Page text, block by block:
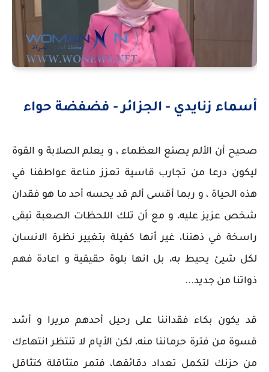
أسماء زنايدي - الجزائر - فضفضة حواء
صحيح أن الألم يصنع العظماء ، و يعلم الصلابة و القوة
ليكون درعا من تجارب قاسية تعزز مناعة عواطفنا في
هذه الحياة ، و ربما أقسى ألم قد يحسه أحد ما هو فقدان
شخص عزيز عليه، و مع أن تلك اللحظات الصعبة تبقى
راسخة في ذهننا، غير أنها كفيلة بتغيير نظرة الانسان
لكل شيئ يحيط به، بل انها بلوة حقيقية و اعادة فهم
ذواتنا من جديد...
قد يكون بكاء فقداننا على رحيل أحدهم مريرا و أشد
قسوة من فترة حرماننا منه، لكن الأيام لا تنتظر انتهاءك
من حزنك لتكمل تعداد دقائقها، فتمر متثاقلة كتثاقل